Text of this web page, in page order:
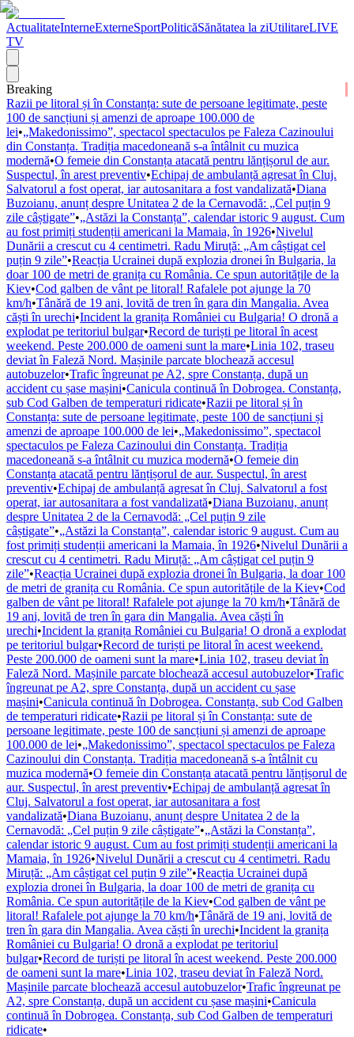
ActualitateInterneExterneSportPoliticăSănătatea la ziUtilitareLIVE
TV
Breaking
Razii pe litoral și în Constanța: sute de persoane legitimate, peste
100 de sancțiuni și amenzi de aproape 100.000 de
lei•„Makedonissimo”, spectacol spectaculos pe Faleza Cazinoului
din Constanța. Tradiția macedoneană s-a întâlnit cu muzica
modernă•O femeie din Constanța atacată pentru lănțișorul de aur.
Suspectul, în arest preventiv•Echipaj de ambulanță agresat în Cluj.
Salvatorul a fost operat, iar autosanitara a fost vandalizată•Diana
Buzoianu, anunț despre Unitatea 2 de la Cernavodă: „Cel puțin 9
zile câștigate”•„Astăzi la Constanța”, calendar istoric 9 august. Cum
au fost primiți studenții americani la Mamaia, în 1926•Nivelul
Dunării a crescut cu 4 centimetri. Radu Miruță: „Am câștigat cel
puțin 9 zile”•Reacția Ucrainei după explozia dronei în Bulgaria, la
doar 100 de metri de granița cu România. Ce spun autoritățile de la
Kiev•Cod galben de vânt pe litoral! Rafalele pot ajunge la 70
km/h•Tânără de 19 ani, lovită de tren în gara din Mangalia. Avea
căști în urechi•Incident la granița României cu Bulgaria! O dronă a
explodat pe teritoriul bulgar•Record de turiști pe litoral în acest
weekend. Peste 200.000 de oameni sunt la mare•Linia 102, traseu
deviat în Faleză Nord. Mașinile parcate blochează accesul
autobuzelor•Trafic îngreunat pe A2, spre Constanța, după un
accident cu șase mașini•Canicula continuă în Dobrogea. Constanța,
sub Cod Galben de temperaturi ridicate•Razii pe litoral și în
Constanța: sute de persoane legitimate, peste 100 de sancțiuni și
amenzi de aproape 100.000 de lei•„Makedonissimo”, spectacol
spectaculos pe Faleza Cazinoului din Constanța. Tradiția
macedoneană s-a întâlnit cu muzica modernă•O femeie din
Constanța atacată pentru lănțișorul de aur. Suspectul, în arest
preventiv•Echipaj de ambulanță agresat în Cluj. Salvatorul a fost
operat, iar autosanitara a fost vandalizată•Diana Buzoianu, anunț
despre Unitatea 2 de la Cernavodă: „Cel puțin 9 zile
câștigate”•„Astăzi la Constanța”, calendar istoric 9 august. Cum au
fost primiți studenții americani la Mamaia, în 1926•Nivelul Dunării a
crescut cu 4 centimetri. Radu Miruță: „Am câștigat cel puțin 9
zile”•Reacția Ucrainei după explozia dronei în Bulgaria, la doar 100
de metri de granița cu România. Ce spun autoritățile de la Kiev•Cod
galben de vânt pe litoral! Rafalele pot ajunge la 70 km/h•Tânără de
19 ani, lovită de tren în gara din Mangalia. Avea căști în
urechi•Incident la granița României cu Bulgaria! O dronă a explodat
pe teritoriul bulgar•Record de turiști pe litoral în acest weekend.
Peste 200.000 de oameni sunt la mare•Linia 102, traseu deviat în
Faleză Nord. Mașinile parcate blochează accesul autobuzelor•Trafic
îngreunat pe A2, spre Constanța, după un accident cu șase
mașini•Canicula continuă în Dobrogea. Constanța, sub Cod Galben
de temperaturi ridicate•Razii pe litoral și în Constanța: sute de
persoane legitimate, peste 100 de sancțiuni și amenzi de aproape
100.000 de lei•„Makedonissimo”, spectacol spectaculos pe Faleza
Cazinoului din Constanța. Tradiția macedoneană s-a întâlnit cu
muzica modernă•O femeie din Constanța atacată pentru lănțișorul de
aur. Suspectul, în arest preventiv•Echipaj de ambulanță agresat în
Cluj. Salvatorul a fost operat, iar autosanitara a fost
vandalizată•Diana Buzoianu, anunț despre Unitatea 2 de la
Cernavodă: „Cel puțin 9 zile câștigate”•„Astăzi la Constanța”,
calendar istoric 9 august. Cum au fost primiți studenții americani la
Mamaia, în 1926•Nivelul Dunării a crescut cu 4 centimetri. Radu
Miruță: „Am câștigat cel puțin 9 zile”•Reacția Ucrainei după
explozia dronei în Bulgaria, la doar 100 de metri de granița cu
România. Ce spun autoritățile de la Kiev•Cod galben de vânt pe
litoral! Rafalele pot ajunge la 70 km/h•Tânără de 19 ani, lovită de
tren în gara din Mangalia. Avea căști în urechi•Incident la granița
României cu Bulgaria! O dronă a explodat pe teritoriul
bulgar•Record de turiști pe litoral în acest weekend. Peste 200.000
de oameni sunt la mare•Linia 102, traseu deviat în Faleză Nord.
Mașinile parcate blochează accesul autobuzelor•Trafic îngreunat pe
A2, spre Constanța, după un accident cu șase mașini•Canicula
continuă în Dobrogea. Constanța, sub Cod Galben de temperaturi
ridicate•